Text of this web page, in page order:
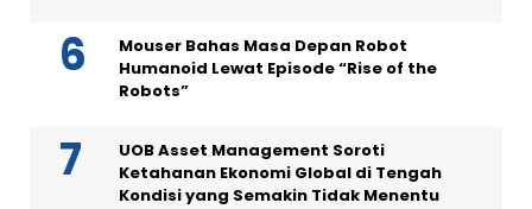
Mouser Bahas Masa Depan Robot
Humanoid Lewat Episode “Rise of the
Robots”
UOB Asset Management Soroti
Ketahanan Ekonomi Global di Tengah
Kondisi yang Semakin Tidak Menentu